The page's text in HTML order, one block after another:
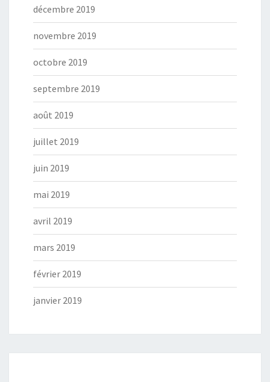
décembre 2019
novembre 2019
octobre 2019
septembre 2019
août 2019
juillet 2019
juin 2019
mai 2019
avril 2019
mars 2019
février 2019
janvier 2019